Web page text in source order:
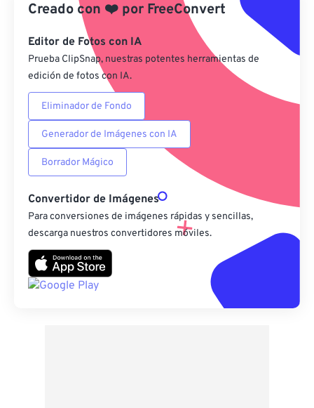
Guardar como preestablecido
Creado con ❤️ por FreeConvert
Editor de Fotos con IA
Prueba ClipSnap, nuestras potentes herramientas de
edición de fotos con IA.
Eliminador de Fondo
Generador de Imágenes con IA
Borrador Mágico
Convertidor de Imágenes
Para conversiones de imágenes rápidas y sencillas,
descarga nuestros convertidores móviles.